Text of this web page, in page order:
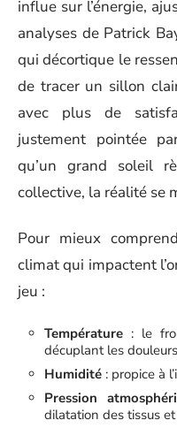
influe sur l’énergie,
analyses de Patrick
qui décortique le
de tracer un sillon
avec plus de
justement pointée
qu’un grand soleil
collective, la réalité se
Pour mieux
climat qui impactent
jeu :
Température : le
décuplant les
Humidité : propice à
Pression
dilatation des tissus